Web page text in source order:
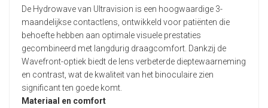
De Hydrowave van Ultravision is een hoogwaardige 3-
maandelijkse contactlens, ontwikkeld voor patiënten die
behoefte hebben aan optimale visuele prestaties
gecombineerd met langdurig draagcomfort. Dankzij de
Wavefront-optiek biedt de lens verbeterde dieptewaarneming
en contrast, wat de kwaliteit van het binoculaire zien
significant ten goede komt.
Materiaal en comfort